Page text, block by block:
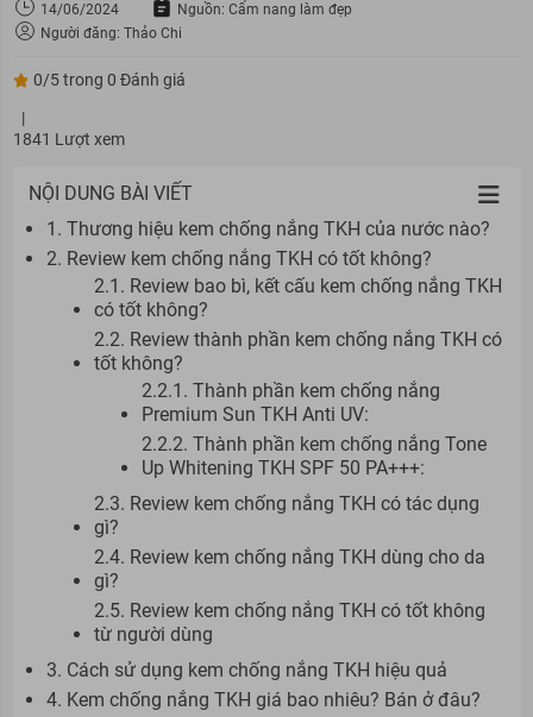
14/06/2024
Nguồn: Cẩm nang làm đẹp
Người đăng: Thảo Chi
0/5 trong 0 Đánh giá
|
1841 Lượt xem
NỘI DUNG BÀI VIẾT
1. Thương hiệu kem chống nắng TKH của nước nào?
2. Review kem chống nắng TKH có tốt không?
2.1. Review bao bì, kết cấu kem chống nắng TKH
có tốt không?
2.2. Review thành phần kem chống nắng TKH có
tốt không?
2.2.1. Thành phần kem chống nắng
Premium Sun TKH Anti UV:
2.2.2. Thành phần kem chống nắng Tone
Up Whitening TKH SPF 50 PA+++:
2.3. Review kem chống nắng TKH có tác dụng
gì?
2.4. Review kem chống nắng TKH dùng cho da
gì?
2.5. Review kem chống nắng TKH có tốt không
từ người dùng
3. Cách sử dụng kem chống nắng TKH hiệu quả
4. Kem chống nắng TKH giá bao nhiêu? Bán ở đâu?